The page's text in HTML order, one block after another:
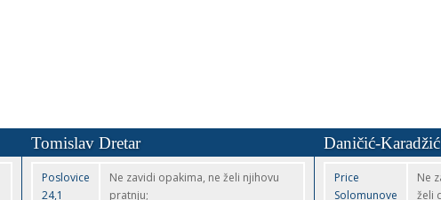
Tomislav Dretar Daničić-Karadžić
Poslovice
24,1
Ne zavidi opakima, ne želi njihovu
pratnju;
Price
Solomunove
Ne
želi